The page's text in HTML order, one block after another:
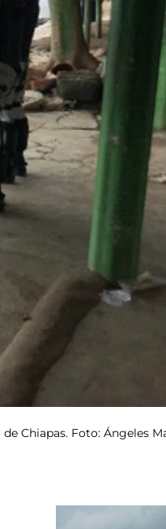
Chiapas. Foto: Ángeles